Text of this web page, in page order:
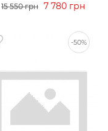
15 550 грн 7 780 грн
-50%